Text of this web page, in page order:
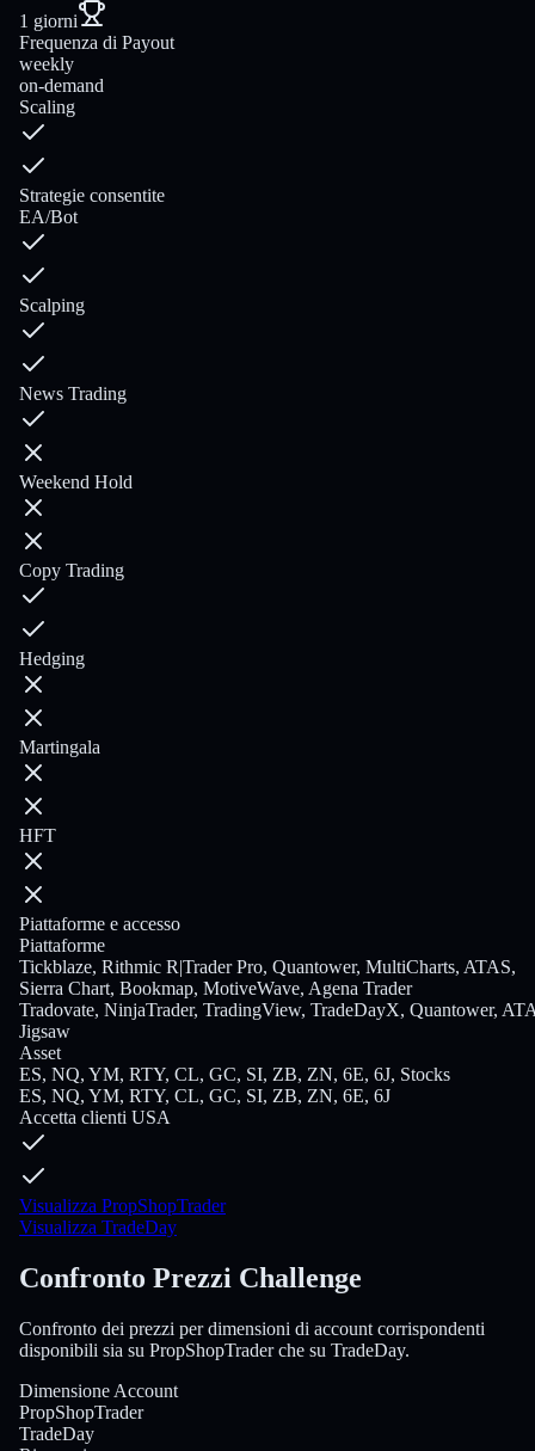
1 giorni
Frequenza di Payout
weekly
on-demand
Scaling
Strategie consentite
EA/Bot
Scalping
News Trading
Weekend Hold
Copy Trading
Hedging
Martingala
HFT
Piattaforme e accesso
Piattaforme
Tickblaze, Rithmic R|Trader Pro, Quantower, MultiCharts, ATAS,
Sierra Chart, Bookmap, MotiveWave, Agena Trader
Tradovate, NinjaTrader, TradingView, TradeDayX, Quantower,
Jigsaw
Asset
ES, NQ, YM, RTY, CL, GC, SI, ZB, ZN, 6E, 6J, Stocks
ES, NQ, YM, RTY, CL, GC, SI, ZB, ZN, 6E, 6J
Accetta clienti USA
Visualizza PropShopTrader
Visualizza TradeDay
Confronto Prezzi Challenge
Confronto dei prezzi per dimensioni di account corrispondenti
disponibili sia su PropShopTrader che su TradeDay.
Dimensione Account
PropShopTrader
TradeDay